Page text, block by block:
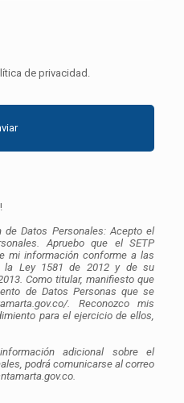
de privacidad.
de Datos Personales: Acepto el
Apruebo que el SETP
mi información conforme a las
la Ley 1581 de 2012 y de su
Como titular, manifiesto que
de Datos Personas que se
. Reconozco mis
para el ejercicio de ellos,
adicional sobre el
podrá comunicarse al correo